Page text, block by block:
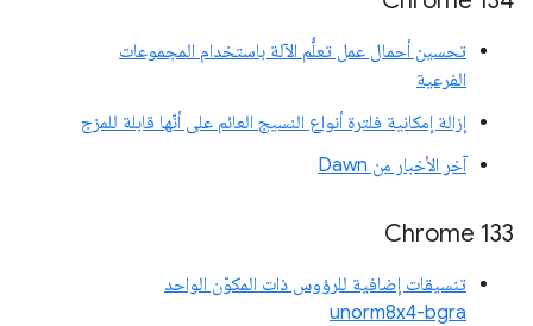
تحسين أحمال عمل تعلُّم الآلة باستخدام المجموعات
الفرعية
إزالة إمكانية فلترة أنواع النسيج العائم على أنّها قابلة للمزج
آخر الأخبار من Dawn
‫Chrome 133
تنسيقات إضافية للرؤوس ذات المكوّن الواحد
unorm8x4-bgra